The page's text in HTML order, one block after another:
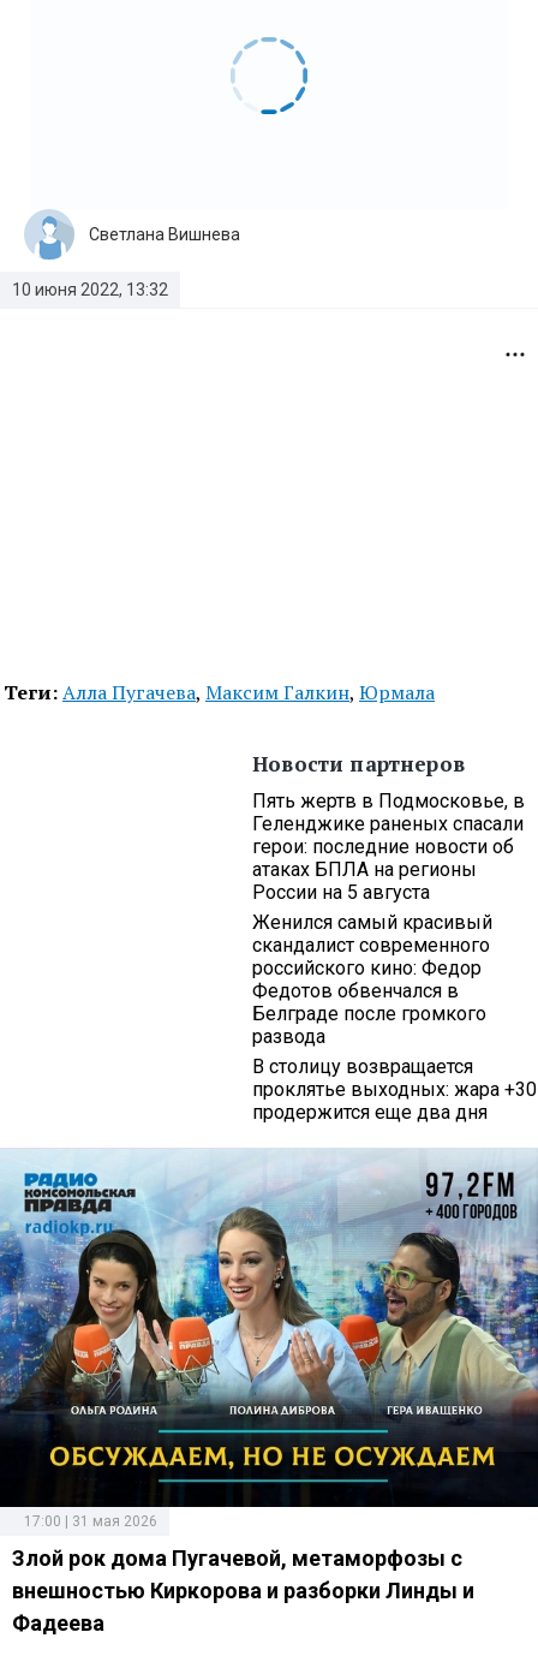
10 июня 2022, 13:32
Светлана Вишнева
Теги:Алла Пугачева, Максим Галкин, Юрмала
Новости партнеров
Пять жертв в Подмосковье, в
Геленджике раненых спасали
герои: последние новости об
атаках БПЛА на регионы
России на 5 августа
Женился самый красивый
скандалист современного
российского кино: Федор
Федотов обвенчался в
Белграде после громкого
развода
В столицу возвращается
проклятье выходных: жара +30
продержится еще два дня
17:00 | 31 мая 2026
Злой рок дома Пугачевой, метаморфозы с
внешностью Киркорова и разборки Линды и
Фадеева